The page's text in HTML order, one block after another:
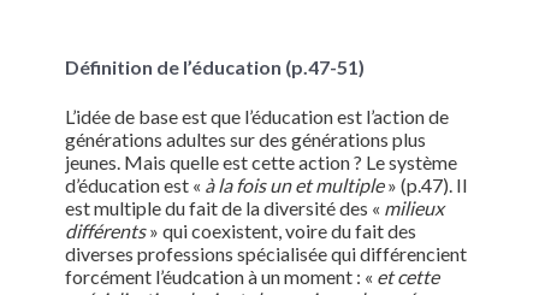
Définition de l’éducation (p.47-51)
L’idée de base est que l’éducation est l’action de
générations adultes sur des générations plus
jeunes. Mais quelle est cette action ? Le système
d’éducation est « à la fois un et multiple» (p.47). Il
est multiple du fait de la diversité des « milieux
différents» qui coexistent, voire du fait des
diverses professions spécialisée qui différencient
forcément l’éudcation à un moment : « et cette